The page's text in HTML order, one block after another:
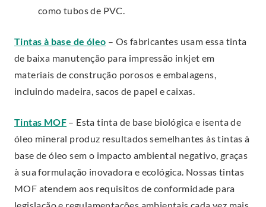
n
e
w
w
n
d
o
w
.
.
O
p
e
s
i
n
n
e
a
l
L
i
k
.
O
p
e
como tubos de PVC.
Tintas à base de óleo.
E
x
t
r
n
a
l
L
– Os fabricantes usam essa tinta
de baixa manutenção para impressão inkjet em
materiais de construção porosos e embalagens,
incluindo madeira, sacos de papel e caixas.
Tintas MOF.
E
x
t
e
r
– Esta tinta de base biológica e isenta de
óleo mineral produz resultados semelhantes às tintas à
base de óleo sem o impacto ambiental negativo, graças
à sua formulação inovadora e ecológica. Nossas tintas
MOF atendem aos requisitos de conformidade para